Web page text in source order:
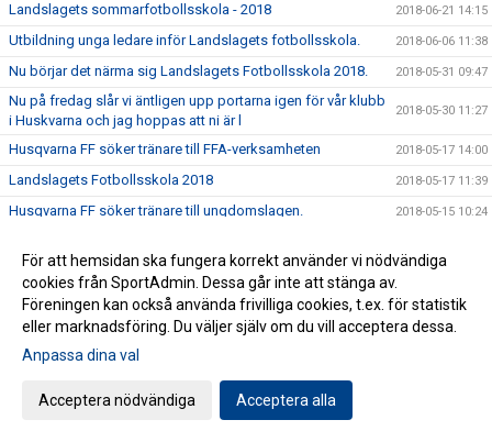
Landslagets sommarfotbollsskola - 2018 2018-06-21 14:15
Utbildning unga ledare inför Landslagets fotbollsskola. 2018-06-06 11:38
Nu börjar det närma sig Landslagets Fotbollsskola 2018. 2018-05-31 09:47
Nu på fredag slår vi äntligen upp portarna igen för vår klubb
i Huskvarna och jag hoppas att ni är l
2018-05-30 11:27
Husqvarna FF söker tränare till FFA-verksamheten 2018-05-17 14:00
Landslagets Fotbollsskola 2018 2018-05-17 11:39
Husqvarna FF söker tränare till ungdomslagen. 2018-05-15 10:24
Tuff förlust trots värmande spel 2018-04-21 19:28
Fullt fart till Issas minne 2018-04-18 16:30
Välkomna på öppen träning på Vapenvallen 2018-04-06 08:26
Se alla pristagarna från Årsmötet
Stort intresse för årsmötet
För att hemsidan ska fungera korrekt använder vi nödvändiga
cookies från SportAdmin. Dessa går inte att stänga av.
Föreningen kan också använda frivilliga cookies, t.ex. för statistik
eller marknadsföring. Du väljer själv om du vill acceptera dessa.
Anpassa dina val
Acceptera nödvändiga Acceptera alla